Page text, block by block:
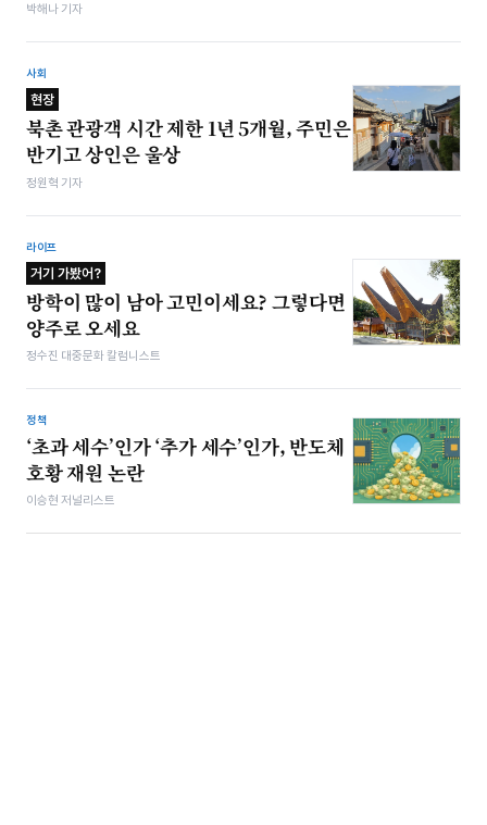
박해나 기자
사회
현장
북촌 관광객 시간 제한 1년 5개월, 주민은
반기고 상인은 울상
정원혁 기자
라이프
거기 가봤어?
방학이 많이 남아 고민이세요? 그렇다면
양주로 오세요
정수진 대중문화 칼럼니스트
정책
‘초과 세수’인가 ‘추가 세수’인가, 반도체
호황 재원 논란
이승현 저널리스트